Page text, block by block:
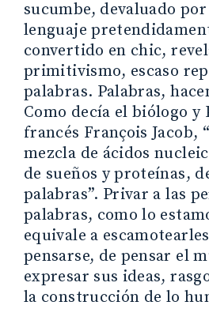
sucumbe, devaluado
lenguaje
convertido en chic,
primitivismo, escaso
palabras. Palabras,
Como decía el biólogo y
francés François Jacob,
mezcla de ácidos
de sueños y proteínas,
palabras”. Privar a las
palabras, como lo
equivale a
pensarse, de pensar el
expresar sus ideas,
la construcción de lo